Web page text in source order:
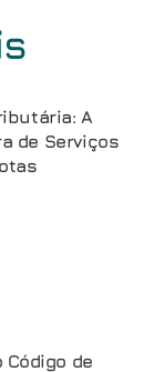
A
de Serviços
Código de